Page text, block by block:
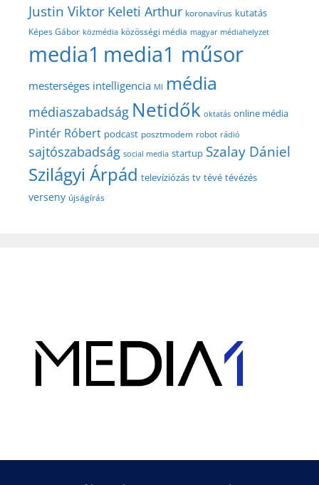
Justin Viktor Keleti Arthur koronavírus kutatás
Képes Gábor közmédia közösségi média magyar médiahelyzet
media1 media1 műsor
mesterséges intelligencia MI média
médiaszabadság Netidők oktatás online média
Pintér Róbert podcast posztmodem robot rádió
sajtószabadság social media startup Szalay Dániel
Szilágyi Árpád televíziózás tv tévé tévézés
verseny újságírás